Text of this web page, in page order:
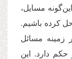
مسایل،
کرد‌ه‌ باشیم.
زمینه مسائل
دارد. این